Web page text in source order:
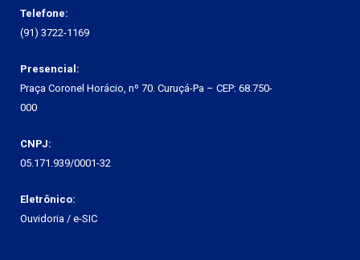
Telefone:
(91) 3722-1169
Presencial:
Praça Coronel Horácio, nº 70. Curuçá-Pa – CEP: 68.750-
000
CNPJ:
05.171.939/0001-32
Eletrônico:
Ouvidoria / e-SIC